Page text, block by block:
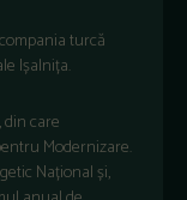
turcă
Ișalnița.
care
Modernizare.
Național și,